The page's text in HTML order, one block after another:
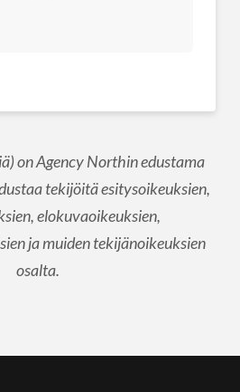
on Agency Northin edustama
tekijöitä esitysoikeuksien,
elokuvaoikeuksien,
ja muiden tekijänoikeuksien
osalta.